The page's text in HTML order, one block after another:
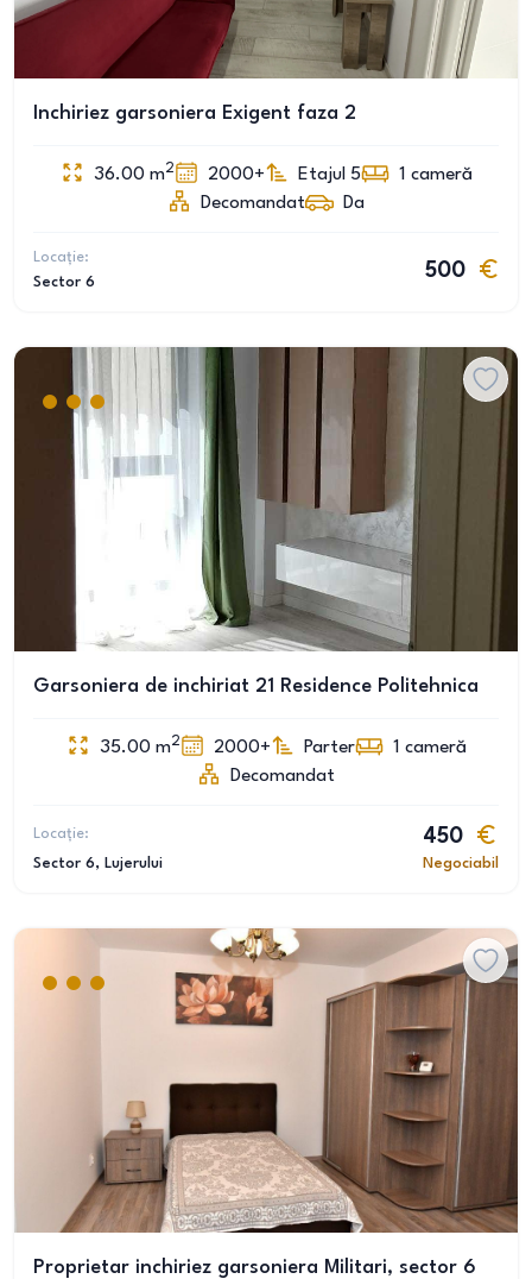
Inchiriez garsoniera Exigent faza 2
36.00 m2 2000+ Etajul 5 1 cameră
Decomandat
Da
Locație:
Sector 6
500
Garsoniera de inchiriat 21 Residence Politehnica
35.00 m2 2000+ Parter 1 cameră
Decomandat
Locație:
Sector 6, Lujerului
450
Negociabil
Proprietar inchiriez garsoniera Militari, sector 6